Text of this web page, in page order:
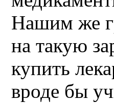
Нашим же
на такую
купить
вроде бы